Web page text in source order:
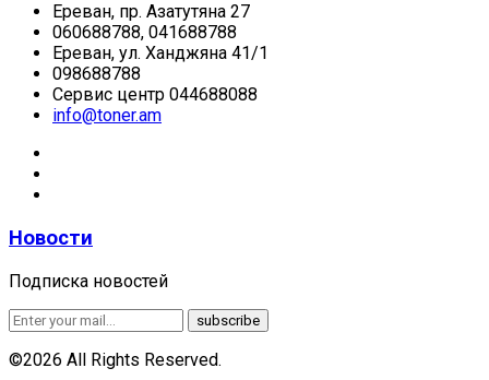
Ереван, пр. Азатутяна 27
060688788, 041688788
Ереван, ул. Ханджяна 41/1
098688788
Сервис центр 044688088
info@toner.am
Новости
Подписка новостей
©2026 All Rights Reserved.